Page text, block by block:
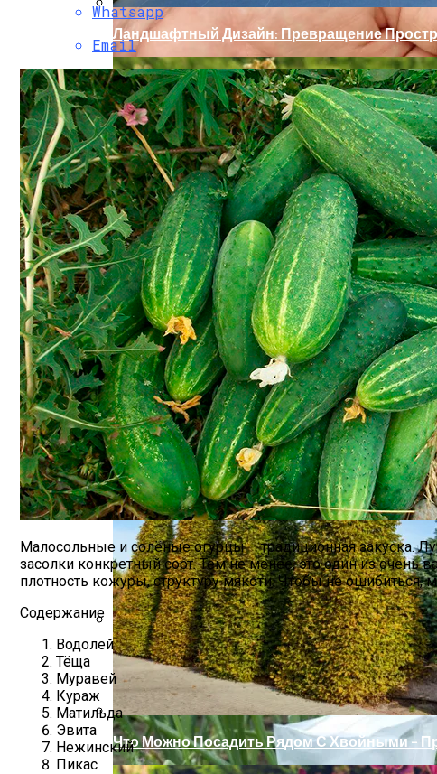
Секреты Позднего Посева Огурцов
«Скорая Помощь» Для Огурцов:
Ландшафтный Дизайн: Превращение
Какие Цветы Украсят Альпинарий?
Что Можно Посадить Рядом С Хвойными –
Whatsapp
Email
Малосольные и солёные огурцы – традиционная закуска.
засолки конкретный сорт. Тем не менее, это один из
плотность кожуры, структуру мякоти. Чтобы не ошибиться,
Содержание
Водолей
Тёща
Муравей
Кураж
Матильда
Эвита
Нежинский
Пикас